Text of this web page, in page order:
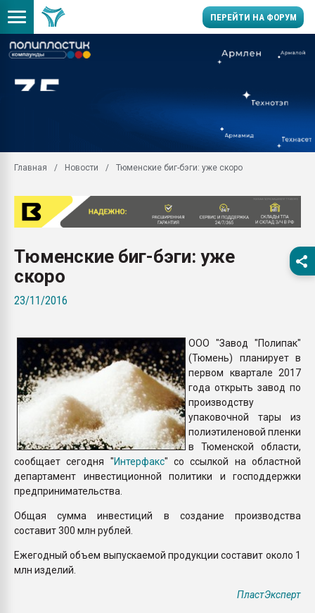
ПЕРЕЙТИ НА ФОРУМ
заводу пластмасс"
Помощь в подборе
Вакуум-формовочные
ближайшее
Подмосковье, Москва
первый план в
бутылок
ПЕРЕЙТИ НА
Главная Новости Тюменские биг-бэги: уже скоро
Тюменские биг-бэги: уже
скоро
23/11/2016
ООО "Завод "Полипак"
(Тюмень) планирует в
первом квартале 2017
года открыть завод по
производству
упаковочной тары из
полиэтиленовой пленки
в Тюменской области,
сообщает сегодня "Интерфакс" со ссылкой на областной
департамент инвестиционной политики и господдержки
предпринимательства.
Общая сумма инвестиций в создание производства
составит 300 млн рублей.
Ежегодный объем выпускаемой продукции составит около 1
млн изделий.
ПластЭксперт